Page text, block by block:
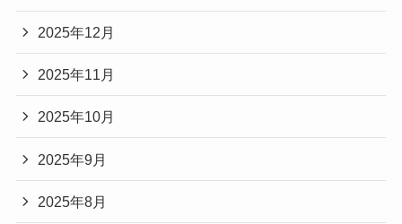
2025年12月
2025年11月
2025年10月
2025年9月
2025年8月